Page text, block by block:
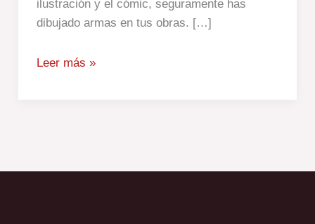
ilustración y el cómic, seguramente has
dibujado armas en tus obras. […]
Leer más »